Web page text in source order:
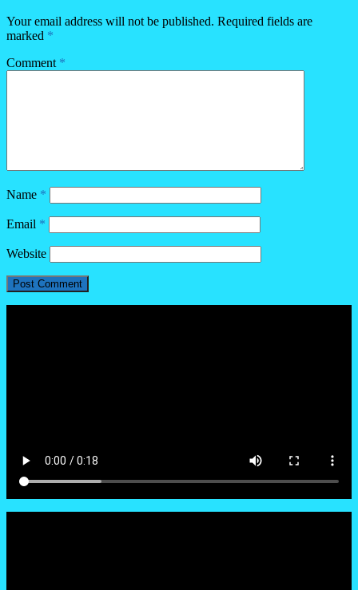
Your email address will not be published. Required fields are
marked *
Comment *
Name *
Email *
Website